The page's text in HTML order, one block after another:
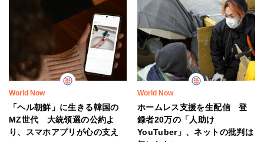
World Now
「ヘル朝鮮」に生きる韓国の
MZ世代 大統領選の公約よ
り、スマホアプリが心の支え
World Now
ホームレス支援を生配信 登
録者20万の「人助け
YouTuber」、ネットの批判は